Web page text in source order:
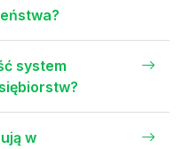
system
w